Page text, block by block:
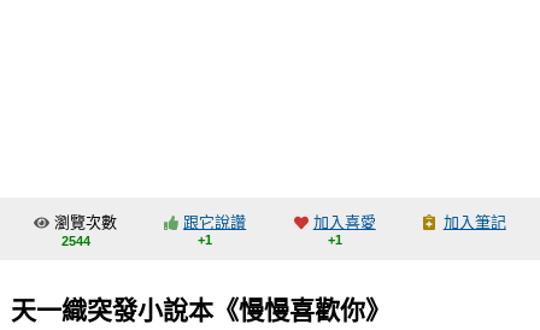
交流中心
會員功能選單
瀏覽次數
2544
跟它說讚
+1
加入喜愛
+1
加入筆記
天一織突發小說本《慢慢喜歡你》